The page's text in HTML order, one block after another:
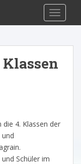
die 4. Klassen der
Schüler im